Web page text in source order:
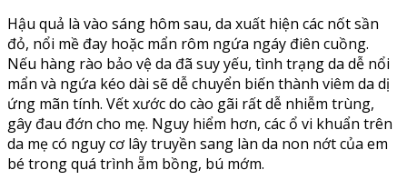
Hậu quả là vào sáng hôm sau, da xuất hiện các nốt sần
đỏ, nổi mề đay hoặc mẩn rôm ngứa ngáy điên cuồng.
Nếu hàng rào bảo vệ da đã suy yếu, tình trạng da dễ nổi
mẩn và ngứa kéo dài sẽ dễ chuyển biến thành viêm da dị
ứng mãn tính. Vết xước do cào gãi rất dễ nhiễm trùng,
gây đau đớn cho mẹ. Nguy hiểm hơn, các ổ vi khuẩn trên
da mẹ có nguy cơ lây truyền sang làn da non nớt của em
bé trong quá trình ẵm bồng, bú mớm.